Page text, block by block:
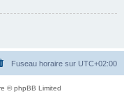
Fuseau horaire sur UTC+02:00
© phpBB Limited